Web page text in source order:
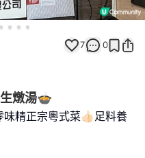
7 0
生燉湯🍲
味精正宗粵式菜👍🏻足料養